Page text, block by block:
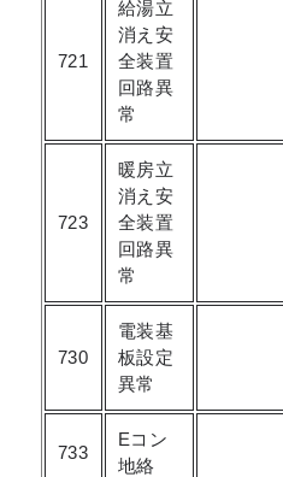
721
給湯立
消え安
全装置
回路異
常
723
暖房立
消え安
全装置
回路異
常
730
電装基
板設定
異常
733
Eコン
地絡